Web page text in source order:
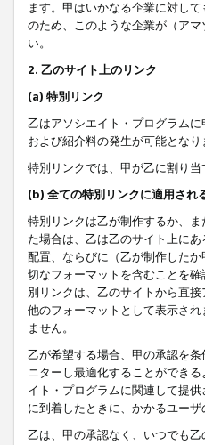
ます。甲はいかなる企業に対し
のため、このような企業が（ア
い。
2. 乙のサイト上のリンク
(a) 特別リンク
乙はアソシエイト・プログラム
および紹介料の発生が可能となり
特別リンクでは、甲が乙に割り
(b) 全ての特別リンクに適用され
特別リンクは乙が制作するか、
た場合は、乙は乙のサイト上に
配置、ならびに（乙が制作した
切なフォーマットを含むことを
別リンクは、乙のサイトから直
他のフォーマットとして表示さ
ません。
乙が希望する場合、甲の承認を
ニターし最適化することができ
イト・プログラムに関連して提
に到着したときに、かかるユー
乙は、甲の承認なく、いつでも